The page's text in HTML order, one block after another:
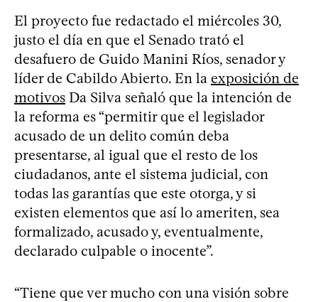
El proyecto fue redactado el miércoles 30,
justo el día en que el Senado trató el
desafuero de Guido Manini Ríos, senador y
líder de Cabildo Abierto. En la exposición de
motivos Da Silva señaló que la intención de
la reforma es “permitir que el legislador
acusado de un delito común deba
presentarse, al igual que el resto de los
ciudadanos, ante el sistema judicial, con
todas las garantías que este otorga, y si
existen elementos que así lo ameriten, sea
formalizado, acusado y, eventualmente,
declarado culpable o inocente”.
“Tiene que ver mucho con una visión sobre